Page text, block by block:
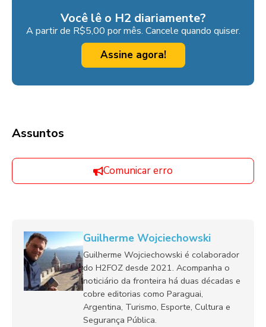
Você lê o H2 diariamente?
A partir de R$5,00 por mês. Cancele quando quiser.
Assine agora!
Assuntos
Comunicar erro
Guilherme Wojciechowski
Guilherme Wojciechowski é colaborador
do H2FOZ desde 2021. Acompanha o
noticiário da fronteira há duas décadas e
cobre editorias como Paraguai,
Argentina, Turismo, Esporte, Cultura e
Segurança Pública.